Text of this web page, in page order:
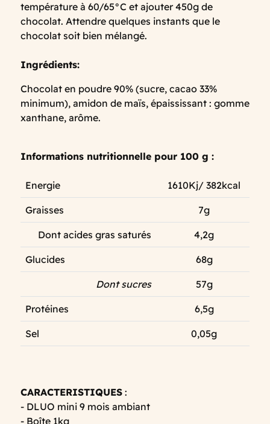
température à 60/65°C et ajouter 450g de
chocolat. Attendre quelques instants que le
chocolat soit bien mélangé.
Ingrédients:
Chocolat en poudre 90% (sucre, cacao 33%
minimum), amidon de maïs, épaississant : gomme
xanthane, arôme.
Informations nutritionnelle pour 100 g :
Energie 1610Kj/ 382kcal
Graisses 7g
Dont acides gras saturés 4,2g
Glucides 68g
Dont sucres 57g
Protéines 6,5g
Sel 0,05g
CARACTERISTIQUES :
- DLUO mini 9 mois ambiant
- Boîte 1kg